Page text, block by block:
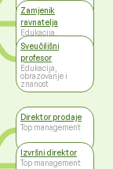
obrazovanje i
znanost
Zamjenik
ravnatelja
Edukacija,
obrazovanje i
znanost
Sveučilišni
profesor
Edukacija,
obrazovanje i
znanost
Direktor prodaje
Top management
Izvršni direktor
Top management